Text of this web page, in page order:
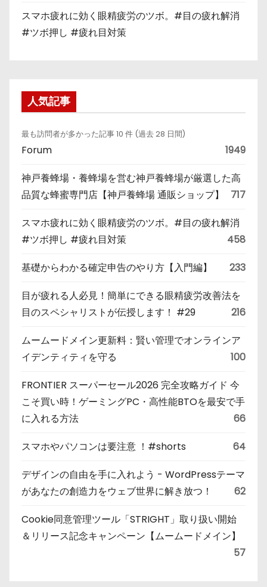
スマホ疲れに効く眼精疲労のツボ。#目の疲れ解消
#ツボ押し #疲れ目対策
人気記事
最も訪問者が多かった記事 10 件 (過去 28 日間)
Forum 1949
神戸養蜂場・養蜂場を営む神戸養蜂場が厳選した高
品質な蜂蜜専門店【神戸養蜂場 通販ショップ】
717
スマホ疲れに効く眼精疲労のツボ。#目の疲れ解消
#ツボ押し #疲れ目対策
458
基礎からわかる確定申告のやり方【入門編】 233
目が疲れる人必見！簡単にできる眼精疲労改善法を
目のスペシャリストが伝授します！ #29
216
ムームードメイン更新料：賢い管理でオンラインア
イデンティティを守る
100
FRONTIER スーパーセール2026 完全攻略ガイド 今
こそ買い時！ゲーミングPC・高性能BTOを最安で手
に入れる方法
66
スマホやパソコンは要注意 ！#shorts 64
デザインの自由を手に入れよう - WordPressテーマ
があなたの創造力をウェブ世界に解き放つ！
62
Cookie同意管理ツール「STRIGHT」取り扱い開始
＆リリース記念キャンペーン【ムームードメイン】
57